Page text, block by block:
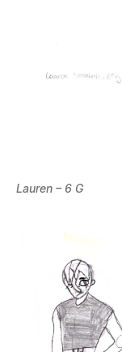
Lauren – 6 G